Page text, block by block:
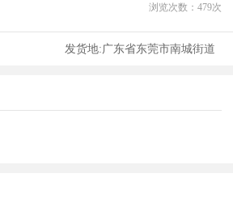
浏览次数： 479次
发货地:广东省东莞市南城街道